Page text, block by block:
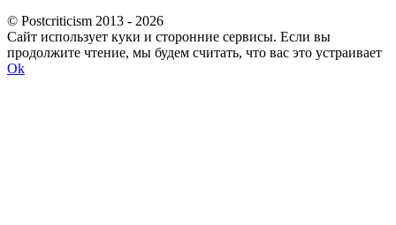
© Postcriticism 2013 - 2026
Сайт использует куки и сторонние сервисы. Если вы
продолжите чтение, мы будем считать, что вас это устраивает
Ok